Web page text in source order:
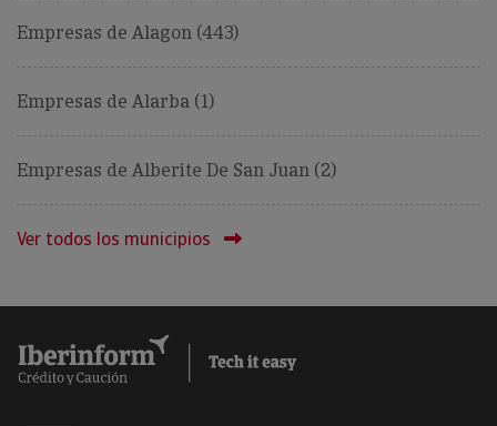
Empresas de Alagon (443)
Empresas de Alarba (1)
Empresas de Alberite De San Juan (2)
Ver todos los municipios